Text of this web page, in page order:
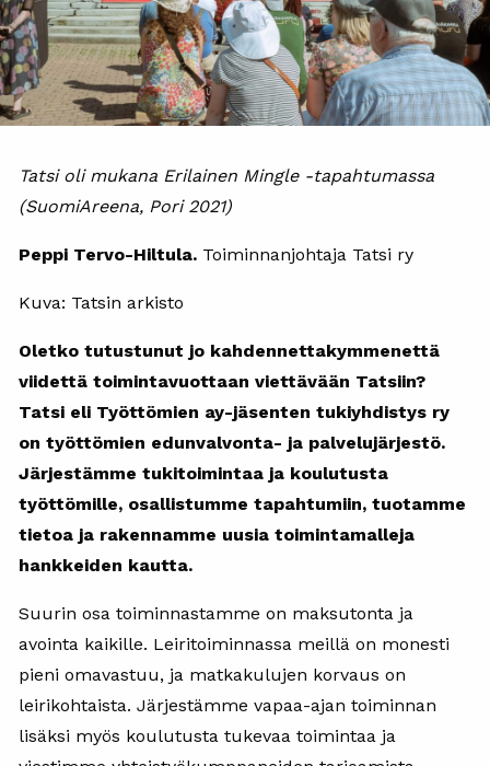
Tatsi oli mukana Erilainen Mingle -tapahtumassa
(SuomiAreena, Pori 2021)
Peppi Tervo-Hiltula. Toiminnanjohtaja Tatsi ry
Kuva: Tatsin arkisto
Oletko tutustunut jo kahdennettakymmenettä
viidettä toimintavuottaan viettävään Tatsiin?
Tatsi eli Työttömien ay-jäsenten tukiyhdistys ry
on työttömien edunvalvonta- ja palvelujärjestö.
Järjestämme tukitoimintaa ja koulutusta
työttömille, osallistumme tapahtumiin, tuotamme
tietoa ja rakennamme uusia toimintamalleja
hankkeiden kautta.
Suurin osa toiminnastamme on maksutonta ja
avointa kaikille. Leiritoiminnassa meillä on monesti
pieni omavastuu, ja matkakulujen korvaus on
leirikohtaista. Järjestämme vapaa-ajan toiminnan
lisäksi myös koulutusta tukevaa toimintaa ja